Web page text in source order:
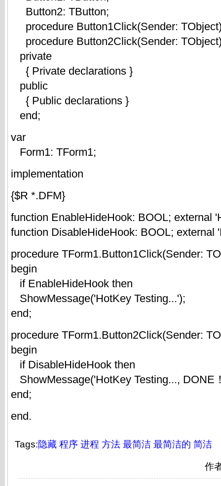
Button2: TButton;
procedure Button1Click(Sender:
procedure Button2Click(Sender:
private
{ Private declarations }
public
{ Public declarations }
end;
var
Form1: TForm1;
implementation
{$R *.DFM}
function EnableHideHook: BOOL; external
function DisableHideHook: BOOL; external
procedure TForm1.Button1Click(Sender:
begin
if EnableHideHook then
ShowMessage('HotKey Testing...');
end;
procedure TForm1.Button2Click(Sender:
begin
if DisableHideHook then
ShowMessage('HotKey Testing..., DONE
end;
end.
Tags:隐藏 程序 进程 方法 最简洁 最简洁的 简洁
作